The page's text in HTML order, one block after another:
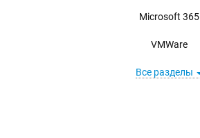
Microsoft 365
VMWare
Все разделы